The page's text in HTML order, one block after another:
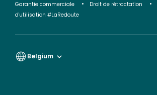
Garantie commerciale
Droit de rétractation
d'utilisation #LaRedoute
Belgium